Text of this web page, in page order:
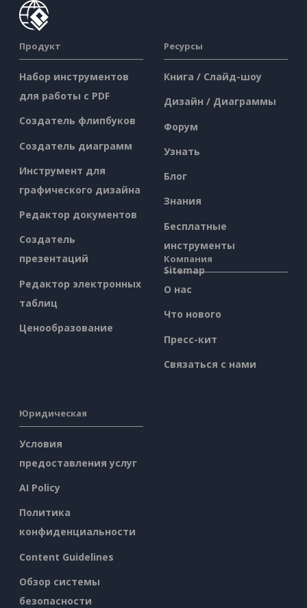
Продукт
Набор инструментов
для работы с PDF
Создатель флипбуков
Создатель диаграмм
Инструмент для
графического дизайна
Редактор документов
Создатель
презентаций
Редактор электронных
таблиц
Ценообразование
Ресурсы
Книга / Слайд-шоу
Дизайн / Диаграммы
Форум
Узнать
Блог
Знания
Бесплатные
инструменты
Sitemap
Компания
О нас
Что нового
Пресс-кит
Связаться с нами
Юридическая
Условия
предоставления услуг
AI Policy
Политика
конфиденциальности
Content Guidelines
Обзор системы
безопасности